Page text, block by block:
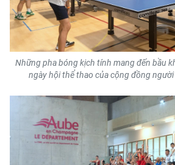
ESPAÑOL
한국어
Những pha bóng kịch tính mang đến bầu
ngày hội thể thao của cộng đồng người